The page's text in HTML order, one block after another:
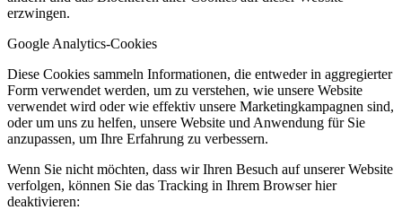
erzwingen.
Google Analytics-Cookies
Diese Cookies sammeln Informationen, die entweder in aggregierter
Form verwendet werden, um zu verstehen, wie unsere Website
verwendet wird oder wie effektiv unsere Marketingkampagnen sind,
oder um uns zu helfen, unsere Website und Anwendung für Sie
anzupassen, um Ihre Erfahrung zu verbessern.
Wenn Sie nicht möchten, dass wir Ihren Besuch auf unserer Website
verfolgen, können Sie das Tracking in Ihrem Browser hier
deaktivieren: